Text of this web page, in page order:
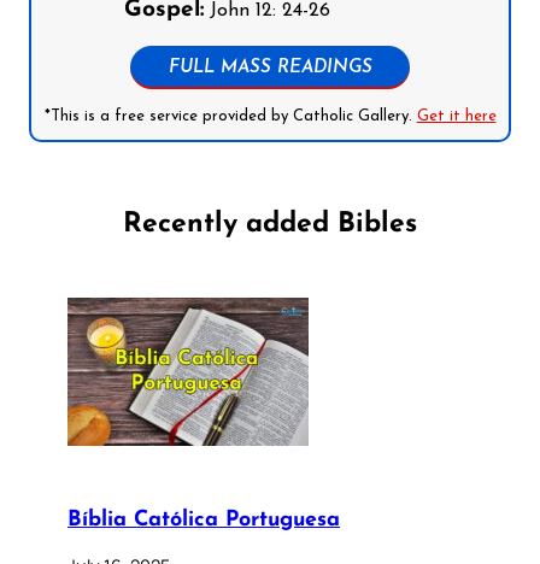
Gospel: John 12: 24-26
FULL MASS READINGS
*This is a free service provided by Catholic Gallery. Get it here
Recently added Bibles
Bíblia Católica Portuguesa